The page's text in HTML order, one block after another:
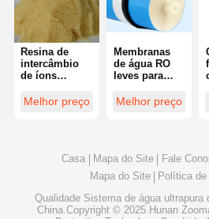
Acessórios para sistemas de
Resina de
intercâmbio
de íons
para
fabricação de
Melhor preço
Membranas
de água RO
leves para
multifuncionais
Melhor preço
Casa Mapa do Site Fale
Mapa do Site
Política
Qualidade Sistema de água ultrapura
China.Copyright © 2025 Hunan